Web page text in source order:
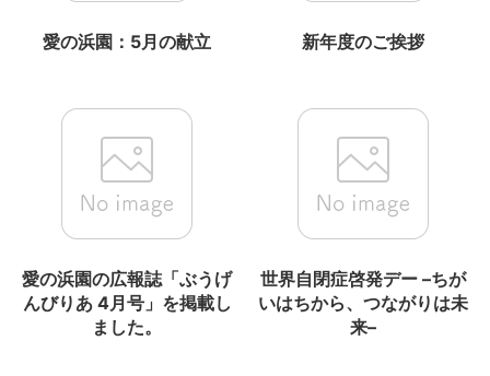
愛の浜園：5月の献立 新年度のご挨拶
愛の浜園の広報誌「ぶうげ
んびりあ 4月号」を掲載し
ました。
世界自閉症啓発デー –ちが
いはちから、つながりは未
来–